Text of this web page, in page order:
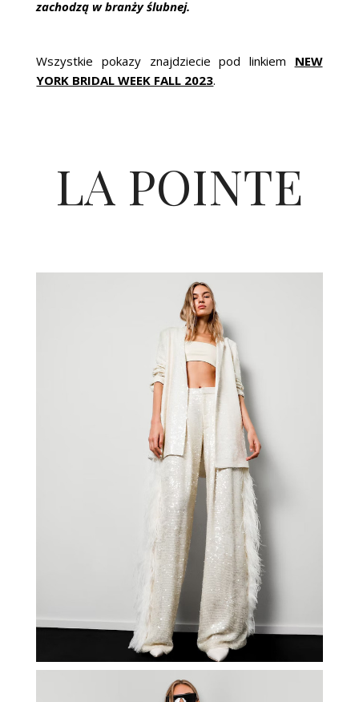
zachodzą w branży ślubnej.
Wszystkie pokazy znajdziecie pod linkiem NEW
YORK BRIDAL WEEK FALL 2023.
LA POINTE